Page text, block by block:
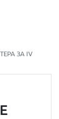
ЗА IV